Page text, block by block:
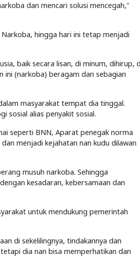
dan mencari solusi mencegah,"
hingga hari ini tetap menjadi
baik secara lisan, di minum, dihirup,
ini (narkoba) beragam dan sebagian
masyarakat tempat dia tinggal.
sosial alias penyakit sosial.
seperti BNN, Aparat penegak norma
menjadi kejahatan nan kudu dilawan
musuh narkoba. Sehingga
kesadaran, kebersamaan dan
untuk mendukung pemerintah
di sekelilingnya, tindakannya dan
dia nan bisa memperhatikan dan